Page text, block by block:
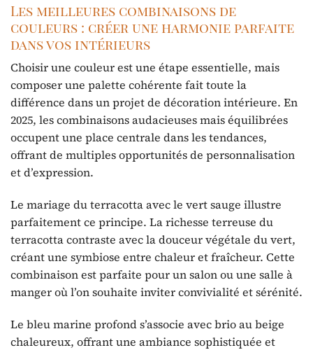
Les meilleures combinaisons de
couleurs : créer une harmonie parfaite
dans vos intérieurs
Choisir une couleur est une étape essentielle, mais
composer une palette cohérente fait toute la
différence dans un projet de décoration intérieure. En
2025, les combinaisons audacieuses mais équilibrées
occupent une place centrale dans les tendances,
offrant de multiples opportunités de personnalisation
et d’expression.
Le mariage du terracotta avec le vert sauge illustre
parfaitement ce principe. La richesse terreuse du
terracotta contraste avec la douceur végétale du vert,
créant une symbiose entre chaleur et fraîcheur. Cette
combinaison est parfaite pour un salon ou une salle à
manger où l’on souhaite inviter convivialité et sérénité.
Le bleu marine profond s’associe avec brio au beige
chaleureux, offrant une ambiance sophistiquée et